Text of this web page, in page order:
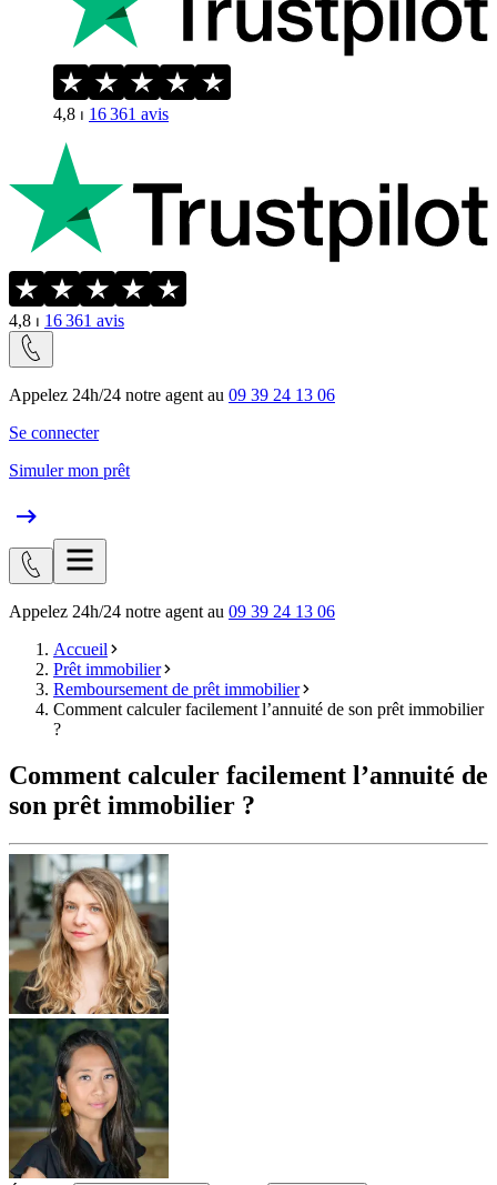
4,8 ⏐ 16 361 avis
4,8 ⏐ 16 361 avis
Appelez 24h/24 notre agent au 09 39 24 13 06
Se connecter
Simuler mon prêt
Appelez 24h/24 notre agent au 09 39 24 13 06
Accueil
Prêt immobilier
Remboursement de prêt immobilier
Comment calculer facilement l’annuité de son prêt immobilier
?
Comment calculer facilement l’annuité de
son prêt immobilier ?